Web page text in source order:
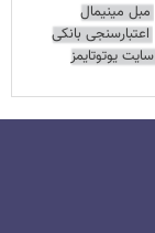
مبل مینیمال
اعتبارسنجی بانکی
سایت یوتوتایمز